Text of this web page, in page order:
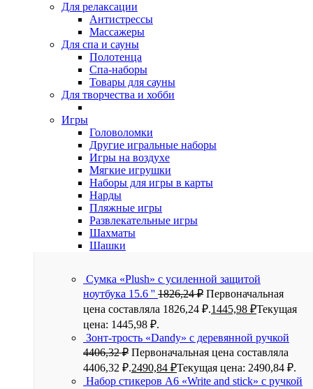
Для релаксации
Антистрессы
Массажеры
Для спа и сауны
Полотенца
Спа-наборы
Товары для сауны
Для творчества и хобби
Игры
Головоломки
Другие игральные наборы
Игры на воздухе
Мягкие игрушки
Наборы для игры в карты
Нарды
Пляжные игры
Развлекательные игры
Шахматы
Шашки
Сумка «Plush» c усиленной защитой
ноутбука 15.6 '' 1826,24₽ Первоначальная
цена составляла 1826,24 ₽.1445,98 ₽Текущая
цена: 1445,98 ₽.
Зонт-трость «Dandy» с деревянной ручкой
4406,32₽ Первоначальная цена составляла
4406,32 ₽.2490,84 ₽Текущая цена: 2490,84 ₽.
Набор стикеров А6 «Write and stick» с ручкой